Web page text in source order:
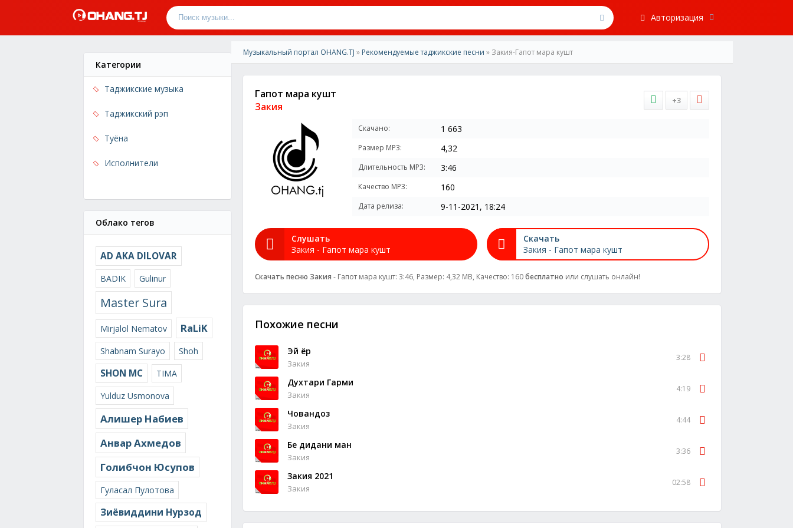
Авторизация
Категории
Таджикские музыка
Таджикский рэп
Туёна
Исполнители
Облако тегов
AD AKA DILOVAR
BADIK Gulinur
Master Sura
Mirjalol Nematov RaLiK
Shabnam Surayo Shoh
SHON MC
TIMA
Yulduz Usmonova
Алишер Набиев
Анвар Ахмедов
Голибчон Юсупов
Гуласал Пулотова
Зиёвиддини Нурзод
Музыкальный портал OHANG.TJ » Рекомендуемые таджикские песни » Закия-Гапот мара кушт
Гапот мара кушт
Закия
+3
Скачано: 1 663
Размер MP3: 4,32
Длительность MP3: 3:46
Качество MP3: 160
Дата релиза: 9-11-2021, 18:24
Слушать
Закия - Гапот мара кушт
Скачать
Закия - Гапот мара кушт
Скачать песню Закия - Гапот мара кушт: 3:46, Размер: 4,32 MB, Качество: 160бесплатно или слушать онлайн!
Похожие песни
Эй ёр
Закия
3:28
Духтари Гарми
Закия
4:19
Човандоз
Закия
4:44
Бе дидани ман
Закия
3:36
Закия 2021
Закия
02:58